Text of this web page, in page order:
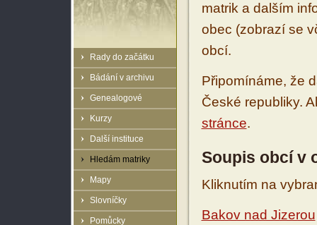
Rady do začátku
Bádání v archivu
Genealogové
Kurzy
Další instituce
Hledám matriky
Mapy
Slovníčky
Pomůcky
matrik a dalším
obec (zobrazí se
obcí.
Připomínáme, že
České republiky.
stránce.
Soupis obcí v
Kliknutím na
Bakov nad Jizerou